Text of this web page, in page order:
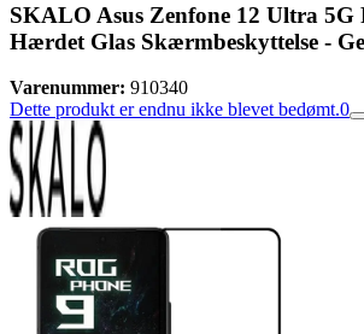
SKALO Asus Zenfone 12 Ultra
Hærdet Glas Skærmbeskyttelse -
Varenummer: 910340
Dette produkt er endnu ikke blevet bedømt.0